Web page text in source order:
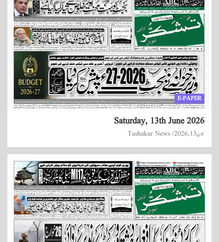
E-PAPER
Saturday, 13th June 2026
جون 13, 2026 Tashakur News